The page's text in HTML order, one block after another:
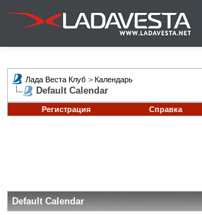
Лада Веста Клуб > Календарь
Default Calendar
Регистрация Справка
Default Calendar